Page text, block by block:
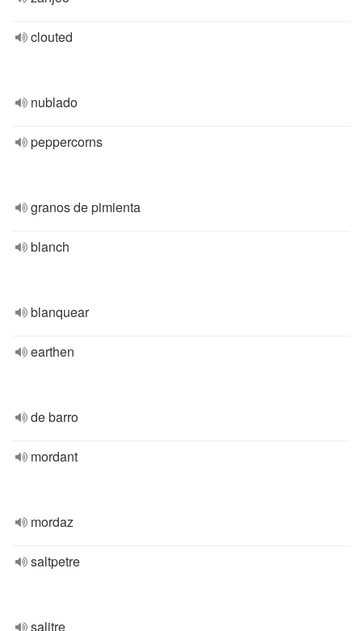
clouted
nublado
peppercorns
granos de pimienta
blanch
blanquear
earthen
de barro
mordant
mordaz
saltpetre
salitre